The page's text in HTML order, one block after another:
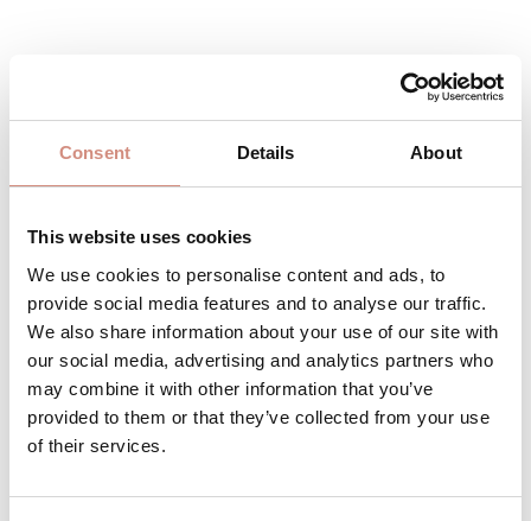
Consent Details About
This website uses cookies
We use cookies to personalise content and ads, to
provide social media features and to analyse our traffic.
We also share information about your use of our site with
our social media, advertising and analytics partners who
may combine it with other information that you’ve
provided to them or that they’ve collected from your use
of their services.
0,00 €
Preise inkl. MwSt. zzgl. Versandkosten
Produkt Anzahl: Gib den
Stk IN DEN WARENKORB
Produktnummer:PK-P-fr
BESCHREIBUNG
exklusiven Rabattcode 10% für deine